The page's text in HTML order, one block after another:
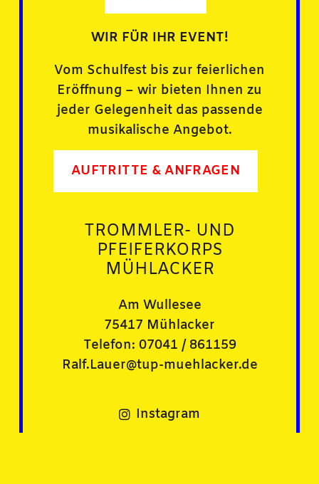
WIR FÜR IHR EVENT!
Vom Schulfest bis zur feierlichen
Eröffnung – wir bieten Ihnen zu
jeder Gelegenheit das passende
musikalische Angebot.
AUFTRITTE & ANFRAGEN
TROMMLER- UND
PFEIFERKORPS
MÜHLACKER
Am Wullesee
75417 Mühlacker
Telefon: 07041 / 861159
Ralf.Lauer@tup-muehlacker.de
Instagram